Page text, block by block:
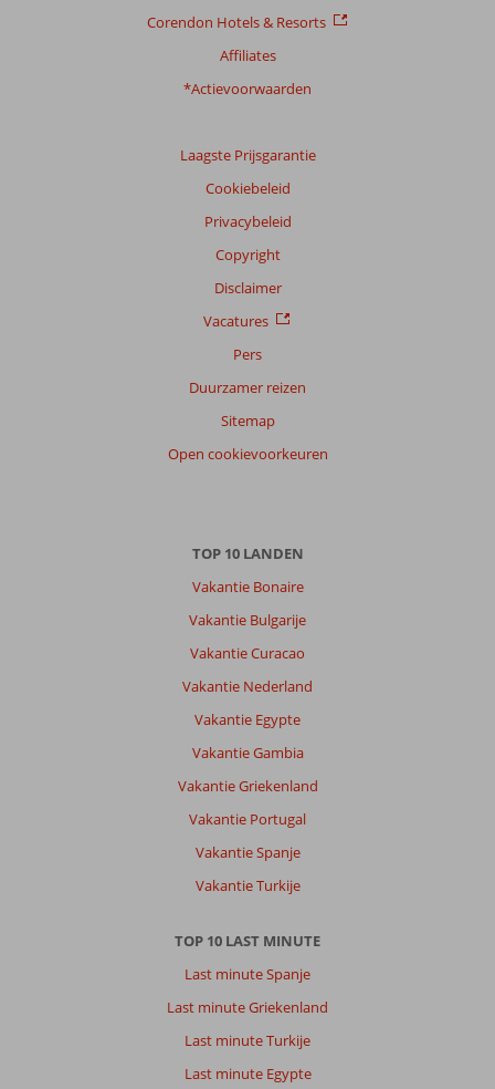
Corendon Hotels & Resorts
Affiliates
*Actievoorwaarden
Laagste Prijsgarantie
Cookiebeleid
Privacybeleid
Copyright
Disclaimer
Vacatures
Pers
Duurzamer reizen
Sitemap
Open cookievoorkeuren
TOP 10 LANDEN
Vakantie Bonaire
Vakantie Bulgarije
Vakantie Curacao
Vakantie Nederland
Vakantie Egypte
Vakantie Gambia
Vakantie Griekenland
Vakantie Portugal
Vakantie Spanje
Vakantie Turkije
TOP 10 LAST MINUTE
Last minute Spanje
Last minute Griekenland
Last minute Turkije
Last minute Egypte